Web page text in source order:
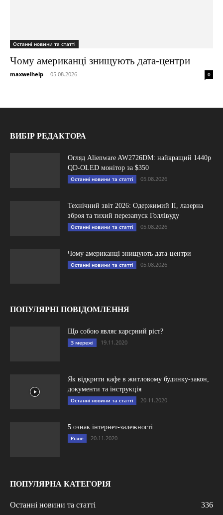
Останні новини та статті
Чому американці знищують дата-центри
maxwelhelp - 05.08.2026 0
ВИБІР РЕДАКТОРА
Огляд Alienware AW2726DM: найкращий 1440p
QD-OLED монітор за $350
Останні новини та статті 05.08.2026
Технічний звіт 2026: Одержимий ІІ, лазерна
зброя та тихий перезапуск Голлівуду
Останні новини та статті 05.08.2026
Чому американці знищують дата-центри
Останні новини та статті 05.08.2026
ПОПУЛЯРНІ ПОВІДОМЛЕННЯ
Що собою являє карєрний ріст?
З мережі 19.11.2020
Як відкрити кафе в житловому будинку-закон,
документи та інструкція
Останні новини та статті 20.11.2020
5 ознак інтернет-залежності.
Різне 20.11.2020
ПОПУЛЯРНА КАТЕГОРІЯ
Останні новини та статті
336